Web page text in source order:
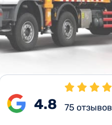
4.8 75 отзывов